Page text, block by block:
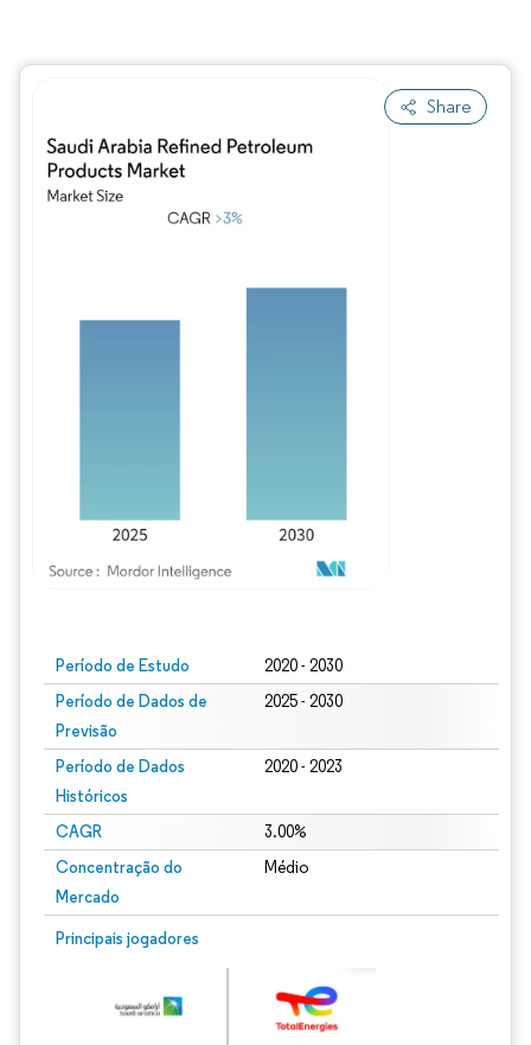
Share
Período de Estudo 2020 - 2030
Período de Dados de
Previsão
2025 - 2030
Período de Dados
Históricos
2020 - 2023
CAGR 3.00%
Concentração do
Mercado
Médio
Principais jogadores